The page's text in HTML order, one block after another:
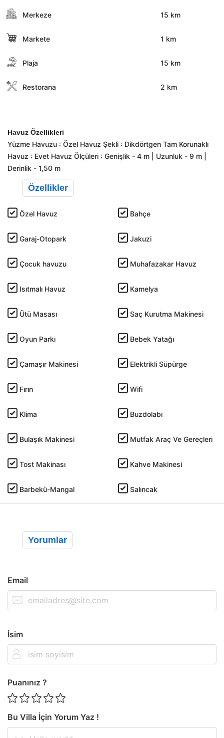
Merkeze 15 km
Markete 1 km
Plaja 15 km
Restorana 2 km
Havuz Özellikleri
Yüzme Havuzu : Özel Havuz Şekli : Dikdörtgen Tam Korunaklı
Havuz : Evet Havuz Ölçüleri : Genişlik - 4 m | Uzunluk - 9 m |
Derinlik - 1,50 m
Özellikler
Özel Havuz Bahçe
Garaj-Otopark Jakuzi
Çocuk havuzu Muhafazakar Havuz
Isıtmalı Havuz Kamelya
Ütü Masası Saç Kurutma Makinesi
Oyun Parkı Bebek Yatağı
Çamaşır Makinesi Elektrikli Süpürge
Fırın Wifi
Klima Buzdolabı
Bulaşık Makinesi Mutfak Araç Ve Gereçleri
Tost Makinası Kahve Makinesi
Barbekü-Mangal Salıncak
Yorumlar
Email
İsim
Puanınız ?
Bu Villa İçin Yorum Yaz !